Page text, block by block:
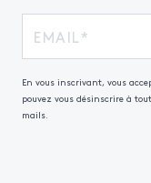
En vous inscrivant, vous
pouvez vous désinscrire à
mails.